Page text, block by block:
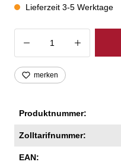
Lieferzeit 3-5 Werktage
Produkt
merken
Produktnummer:
Zolltarifnummer:
EAN: